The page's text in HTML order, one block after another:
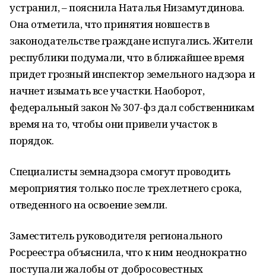
устранил, – пояснила Наталья Низамутдинова.
Она отметила, что принятия новшеств в
законодательстве граждане испугались. Жители
республики подумали, что в ближайшее время
придет грозный инспектор земельного надзора и
начнет изымать все участки. Наоборот,
федеральный закон № 307-фз дал собственникам
время на то, чтобы они привели участок в
порядок.
Специалисты земнадзора смогут проводить
мероприятия только после трехлетнего срока,
отведенного на освоение земли.
Заместитель руководителя регионального
Росреестра объяснила, что к ним неоднократно
поступали жалобы от добросовестных